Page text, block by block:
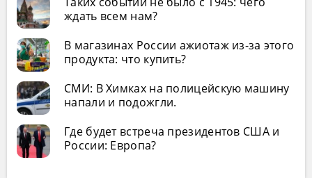
ждать всем нам?
В магазинах России ажиотаж из-за этого
продукта: что купить?
СМИ: В Химках на полицейскую машину
напали и подожгли.
Где будет встреча президентов США и
России: Европа?